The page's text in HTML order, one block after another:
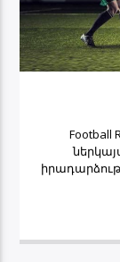
Football
Ֆուտբոլ
կլինեք